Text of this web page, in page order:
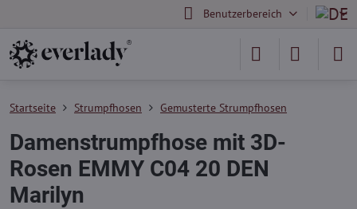
Benutzerbereich
Startseite Strumpfhosen Gemusterte Strumpfhosen
Damenstrumpfhose mit 3D-
Rosen EMMY C04 20 DEN
Marilyn